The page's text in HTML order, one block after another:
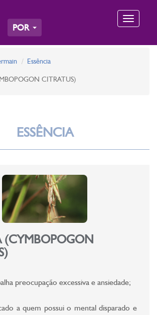
Toggle
POR
Essência
CITRATUS)
ESSÊNCIA
(CYMBOPOGON
preocupação excessiva e ansiedade;
a quem possui o mental disparado e